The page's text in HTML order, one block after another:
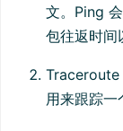
文。Ping
包往返时间
Traceroute
用来跟踪一